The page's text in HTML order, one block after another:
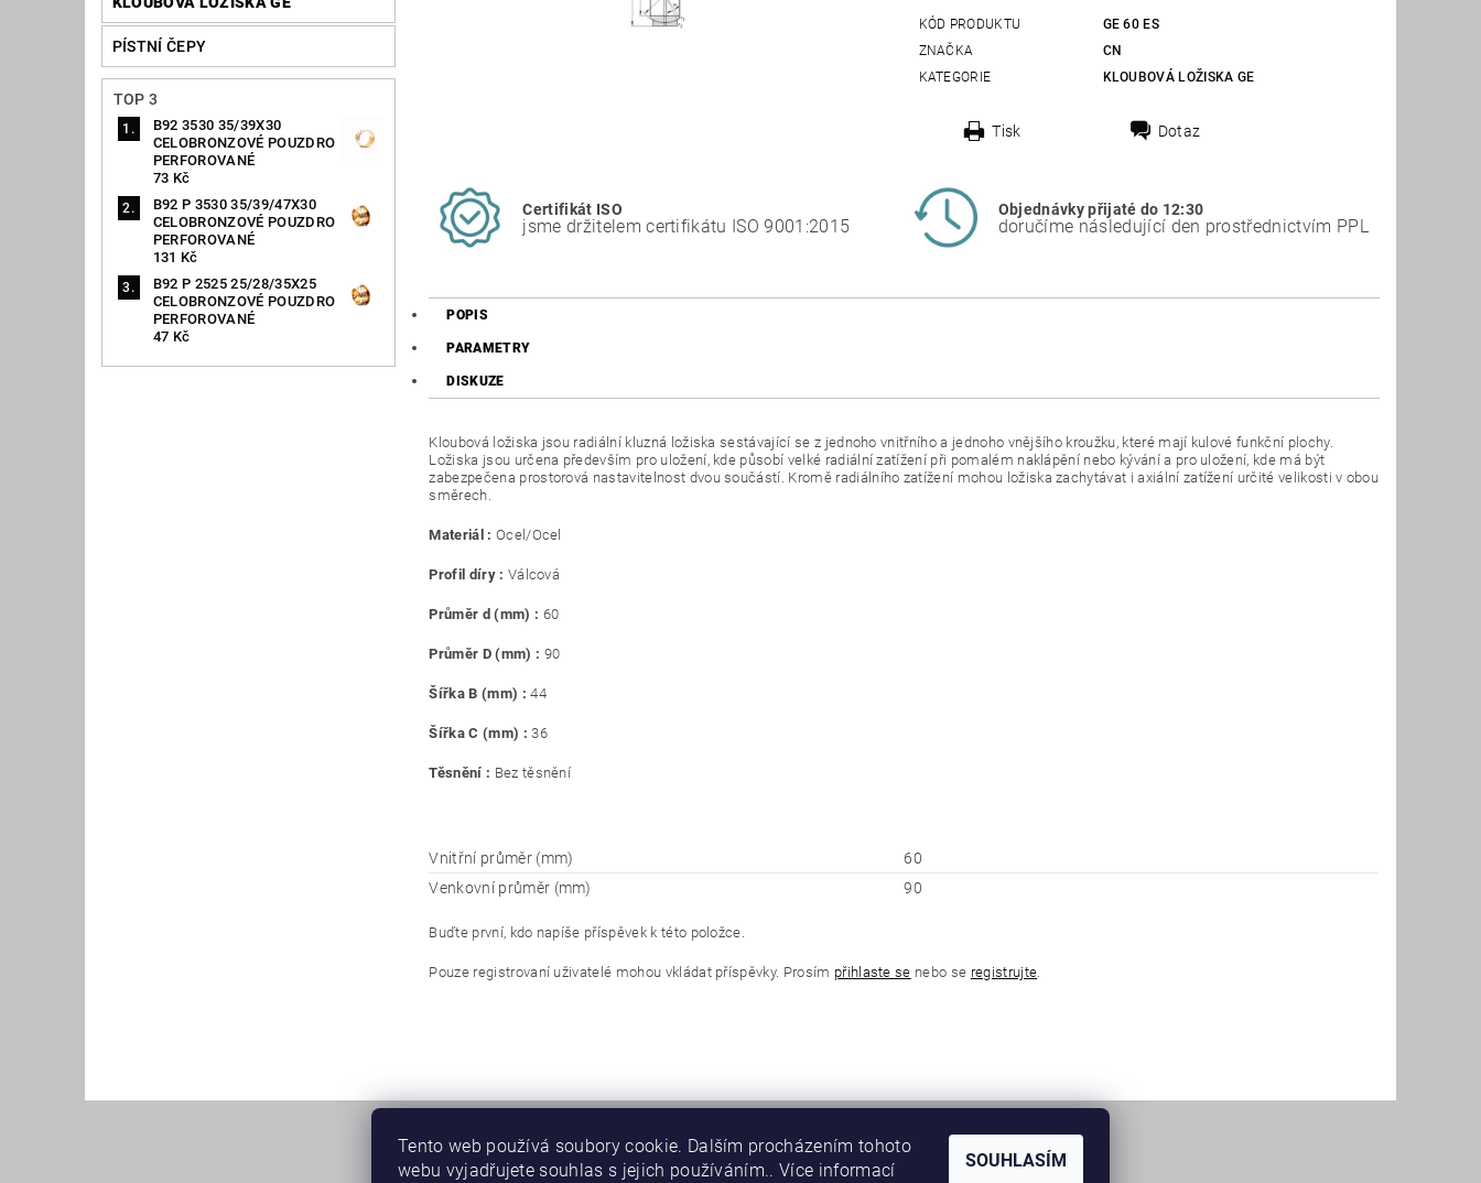
PÍSTNÍ ČEPY
TOP 3
B92 3530 35/39X30
CELOBRONZOVÉ POUZDRO
PERFOROVANÉ
73 Kč
B92 P 3530 35/39/47X30
CELOBRONZOVÉ POUZDRO
PERFOROVANÉ
131 Kč
B92 P 2525 25/28/35X25
CELOBRONZOVÉ POUZDRO
PERFOROVANÉ
47 Kč
KÓD PRODUKTU
GE 60 ES
ZNAČKA
CN
KATEGORIE
KLOUBOVÁ LOŽISKA GE
Tisk Dotaz
Certifikát ISO
jsme držitelem certifikátu ISO 9001:2015
Objednávky přijaté do 12:30
doručíme následující den prostřednictvím PPL
POPIS
PARAMETRY
DISKUZE
Kloubová ložiska jsou radiální kluzná ložiska sestávající se z jednoho vnitřního a jednoho vnějšího kroužku, které mají kulové funkční plochy.
Ložiska jsou určena především pro uložení, kde působí velké radiální zatížení při pomalém naklápění nebo kývání a pro uložení, kde má být
zabezpečena prostorová nastavitelnost dvou součástí. Kromě radiálního zatížení mohou ložiska zachytávat i axiální zatížení určité velikosti v obou
směrech.
Materiál : Ocel/Ocel
Profil díry : Válcová
Průměr d (mm) : 60
Průměr D (mm) : 90
Šířka B (mm) :44
Šířka C (mm) :36
Těsnění : Bez těsnění
Vnitřní průměr (mm)
60
Venkovní průměr (mm)
90
Buďte první, kdo napíše příspěvek k této položce.
Pouze registrovaní uživatelé mohou vkládat příspěvky. Prosím přihlaste se nebo se registrujte.
Tento web používá soubory cookie. Dalším procházením tohoto
webu vyjadřujete souhlas s jejich používáním.. Více informací
SOUHLASÍM